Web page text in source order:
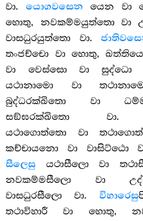
වා. යොගවසෙන යෙන වා
හොතු, නවකම්මයුත්තො වා
වාසධුරයුත්තො වා.
තංජච්චො වා හොතු,
වා වෙස්සො වා සුද්ධො
යථානාමො වා
බුද්ධරක්ඛිතො වා
සඞ්ඝරක්ඛිතො
යථාගොත්තො වා
කච්චායනො වා වාසිට්ඨො
සීලෙසු යථාසීලො වා
නවකම්මසීලො වා
වාසධුරසීලො වා. විහාරෙසු
තථාවිහාරී වා හොතු,